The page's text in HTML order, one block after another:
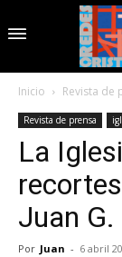
Inicio Revista de
Revista de prensa
La
Juan
Por Juan - 6 abril